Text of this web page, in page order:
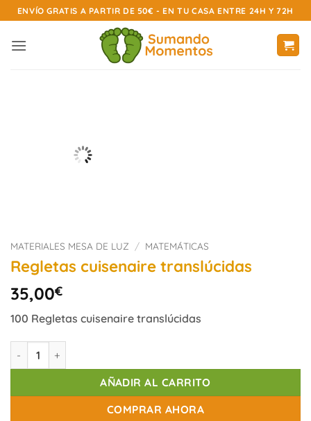
Saltar
al
contenido
ENVÍO GRATIS A PARTIR DE 50€ - EN TU CASA ENTRE 24H Y 72H
MATERIALES MESA DE LUZ / MATEMÁTICAS
Regletas cuisenaire translúcidas
35,00€
100 Regletas cuisenaire translúcidas
Regletas cuisenaire translúcidas cantidad
AÑADIR AL CARRITO
COMPRAR AHORA